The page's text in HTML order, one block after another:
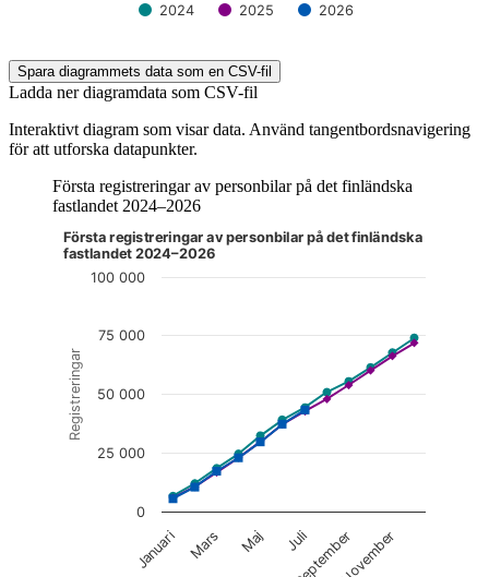
2024 2025 2026
Spara diagrammets data som en CSV-fil
Ladda ner diagramdata som CSV-fil
Interaktivt diagram som visar data. Använd tangentbordsnavigering
för att utforska datapunkter.
Första registreringar av personbilar på det finländska
fastlandet 2024–2026
Diagrammet är interaktivt. Navigera till diagrammet med
Registreringar
Första registreringar av personbilar på det finländska
fastlandet 2024–2026
Januari Mars Maj Juli
SeptemberNovember
0
25 000
50 000
75 000
100 000